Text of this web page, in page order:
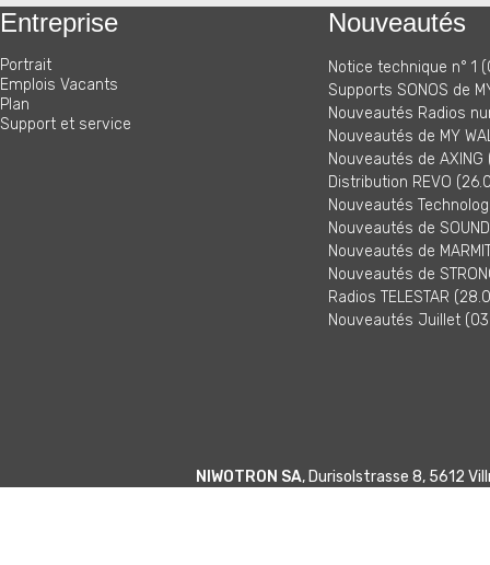
Entreprise
Portrait
Emplois Vacants
Plan
Support et service
Nouveautés
Notice technique n° 1
Supports SONOS de
Nouveautés Radios
Nouveautés de MY
Nouveautés de AXING
Distribution REVO
Nouveautés
Nouveautés de
Nouveautés de
Nouveautés de
Radios TELESTAR
Nouveautés Juillet
NIWOTRON SA, Durisolstrasse 8, 5612